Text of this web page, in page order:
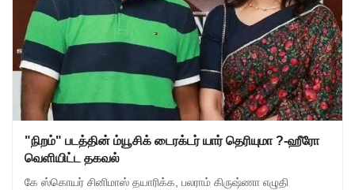
"நிறம்" படத்தின் ம்யூசிக் டைரக்டர் யார் தெரியுமா ?-ஹீரோ
வெளியிட்ட தகவல்
கே ஸ்கொயர் சினிமாஸ் தயாரிக்க, பலராம் கிருஷ்ணா எழுதி